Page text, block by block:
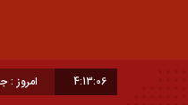
4:13:08 برابر با : Friday - 7 August - 2026